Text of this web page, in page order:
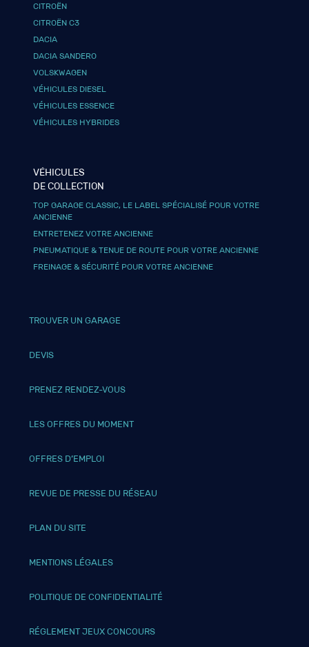
CITROËN
CITROËN C3
DACIA
DACIA SANDERO
VOLSKWAGEN
VÉHICULES DIESEL
VÉHICULES ESSENCE
VÉHICULES HYBRIDES
VÉHICULES
DE COLLECTION
TOP GARAGE CLASSIC, LE LABEL SPÉCIALISÉ POUR VOTRE
ANCIENNE
ENTRETENEZ VOTRE ANCIENNE
PNEUMATIQUE & TENUE DE ROUTE POUR VOTRE ANCIENNE
FREINAGE & SÉCURITÉ POUR VOTRE ANCIENNE
TROUVER UN GARAGE
DEVIS
PRENEZ RENDEZ-VOUS
LES OFFRES DU MOMENT
OFFRES D’EMPLOI
REVUE DE PRESSE DU RÉSEAU
PLAN DU SITE
MENTIONS LÉGALES
POLITIQUE DE CONFIDENTIALITÉ
RÉGLEMENT JEUX CONCOURS